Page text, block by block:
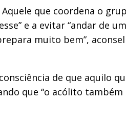
que coordena o
e a evitar “andar de
muito bem”,
de que aquilo
que “o acólito